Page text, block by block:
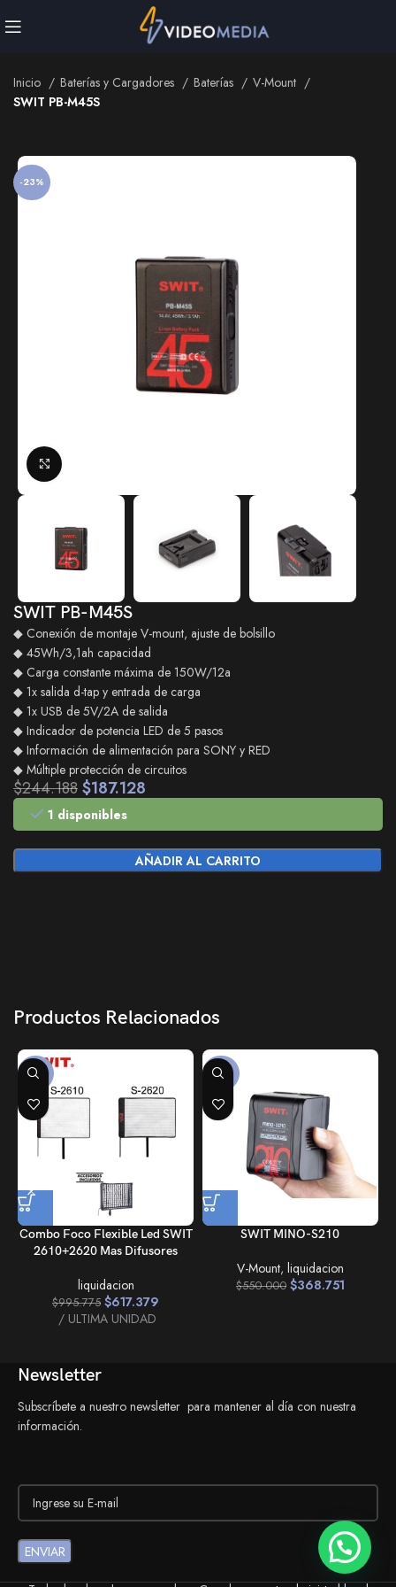
Baterías y Cargadores
Inicio Baterías y Cargadores Baterías
V-Mount
SWIT PB-M45S
-23%
SWIT PB-M45S
◆ Conexión de montaje V-mount, ajuste de bolsillo
◆ 45Wh/3,1ah capacidad
◆ Carga constante máxima de 150W/12a
◆ 1x salida d-tap y entrada de carga
◆ 1x USB de 5V/2A de salida
◆ Indicador de potencia LED de 5 pasos
◆ Información de alimentación para SONY y RED
◆ Múltiple protección de circuitos
$244.188$187.128
1 disponibles
AÑADIR AL CARRITO
Productos Relacionados
-38%
Combo Foco Flexible Led SWIT
2610+2620 Mas Difusores
liquidacion
$995.775 $617.379
ULTIMA UNIDAD
-33%
SWIT MINO-S210
V-Mount, liquidacion
$550.000 $368.751
Newsletter
Subscríbete a nuestro newsletter para mantener al día con nuestra
información.